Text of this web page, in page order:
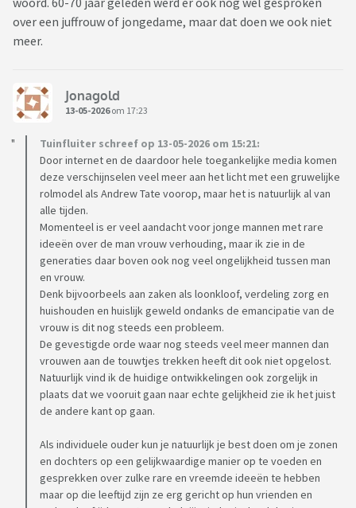
over een juffrouw of jongedame, maar dat doen we ook niet
meer.
Jonagold
13-05-2026om 17:23
Tuinfluiter schreef op 13-05-2026 om 15:21:
Door internet en de daardoor hele toegankelijke media komen
deze verschijnselen veel meer aan het licht met een gruwelijke
rolmodel als Andrew Tate voorop, maar het is natuurlijk al van
alle tijden.
Momenteel is er veel aandacht voor jonge mannen met rare
ideeën over de man vrouw verhouding, maar ik zie in de
generaties daar boven ook nog veel ongelijkheid tussen man
en vrouw.
Denk bijvoorbeels aan zaken als loonkloof, verdeling zorg en
huishouden en huislijk geweld ondanks de emancipatie van de
vrouw is dit nog steeds een probleem.
De gevestigde orde waar nog steeds veel meer mannen dan
vrouwen aan de touwtjes trekken heeft dit ook niet opgelost.
Natuurlijk vind ik de huidige ontwikkelingen ook zorgelijk in
plaats dat we vooruit gaan naar echte gelijkheid zie ik het juist
de andere kant op gaan.
Als individuele ouder kun je natuurlijk je best doen om je zonen
en dochters op een gelijkwaardige manier op te voeden en
gesprekken over zulke rare en vreemde ideeën te hebben
maar op die leeftijd zijn ze erg gericht op hun vrienden en